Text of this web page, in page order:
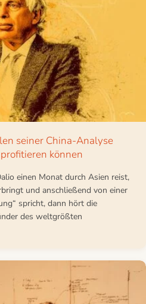
seiner China-Analyse
können
einen Monat durch Asien reist,
und anschließend von einer
spricht, dann hört die
des weltgrößten